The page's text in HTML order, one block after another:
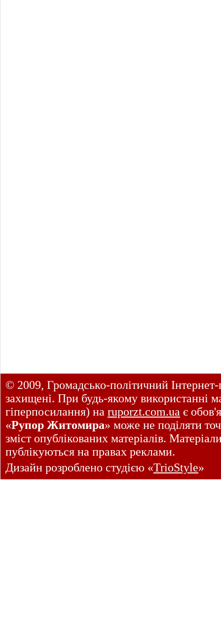
© 2009, Громадсько-політичний
захищені. При будь-якому використанні
гіперпосилання) на ruporzt.com.ua є
«Рупор Житомира» може не поділяти
зміст опублікованих матеріалів.
публікуються на правах реклами.
Дизайн розроблено студією «TrioStyle»